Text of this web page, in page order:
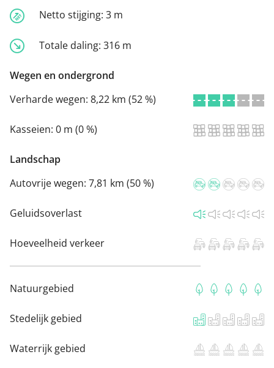
Netto stijging: 3 m
Totale daling: 316 m
Wegen en ondergrond
Verharde wegen: 8,22 km (52 %)
Kasseien: 0 m (0 %)
Landschap
Autovrije wegen: 7,81 km (50 %)
Geluidsoverlast
Hoeveelheid verkeer
Natuurgebied
Stedelijk gebied
Waterrijk gebied